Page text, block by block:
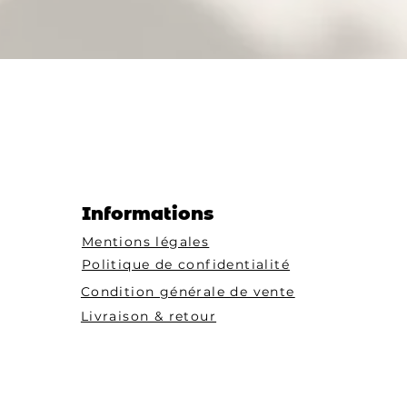
Informations
Mentions légales
Politique de confidentialité
Condition générale de vente
Livraison & retour